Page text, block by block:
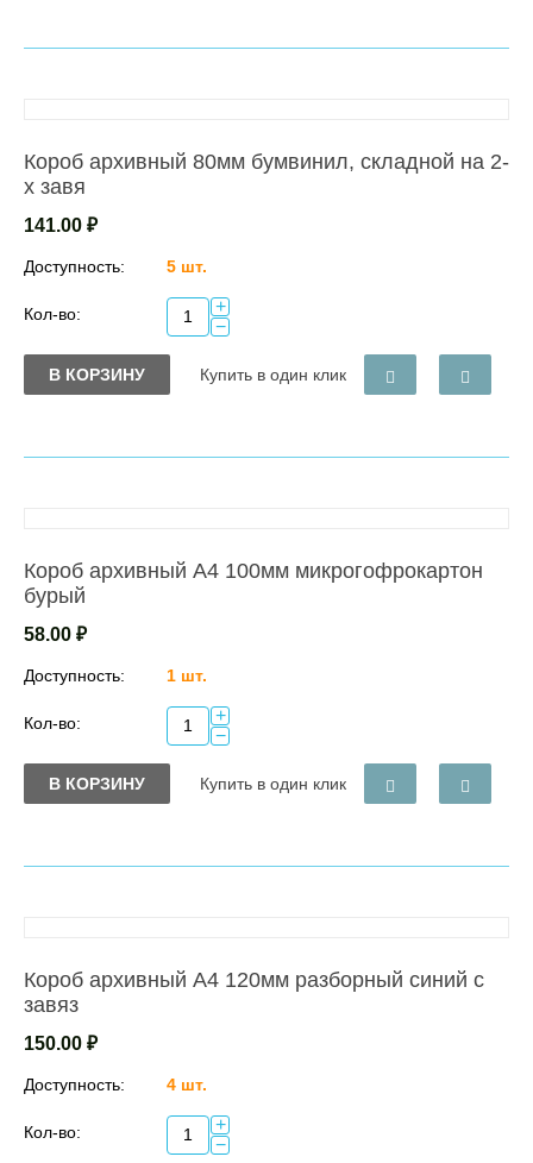
Короб архивный 80мм бумвинил, складной на 2-
х завя
141.00 ₽
Доступность: 5 шт.
Кол-во:
+
−
В КОРЗИНУ Купить в один клик
Короб архивный А4 100мм микрогофрокартон
бурый
58.00 ₽
Доступность: 1 шт.
Кол-во:
+
−
В КОРЗИНУ Купить в один клик
Короб архивный А4 120мм разборный синий с
завяз
150.00 ₽
Доступность: 4 шт.
Кол-во:
+
−